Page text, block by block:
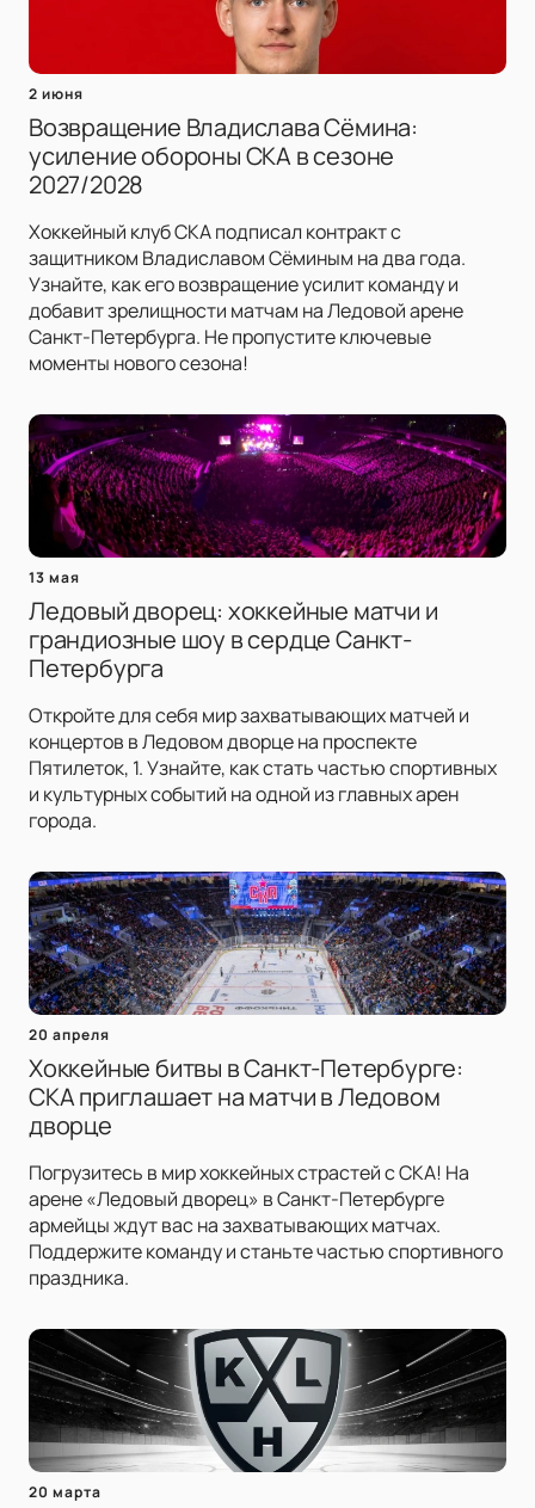
2 июня
Возвращение Владислава Сёмина:
усиление обороны СКА в сезоне
2027/2028
Хоккейный клуб СКА подписал контракт с
защитником Владиславом Сёминым на два года.
Узнайте, как его возвращение усилит команду и
добавит зрелищности матчам на Ледовой арене
Санкт-Петербурга. Не пропустите ключевые
моменты нового сезона!
13 мая
Ледовый дворец: хоккейные матчи и
грандиозные шоу в сердце Санкт-
Петербурга
Откройте для себя мир захватывающих матчей и
концертов в Ледовом дворце на проспекте
Пятилеток, 1. Узнайте, как стать частью спортивных
и культурных событий на одной из главных арен
города.
20 апреля
Хоккейные битвы в Санкт-Петербурге:
СКА приглашает на матчи в Ледовом
дворце
Погрузитесь в мир хоккейных страстей с СКА! На
арене «Ледовый дворец» в Санкт-Петербурге
армейцы ждут вас на захватывающих матчах.
Поддержите команду и станьте частью спортивного
праздника.
20 марта